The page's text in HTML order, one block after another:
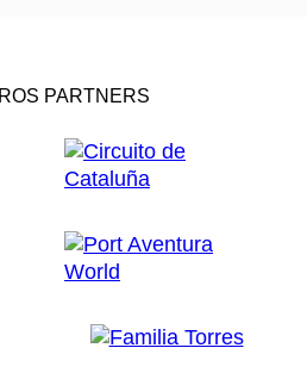
PARTNERS